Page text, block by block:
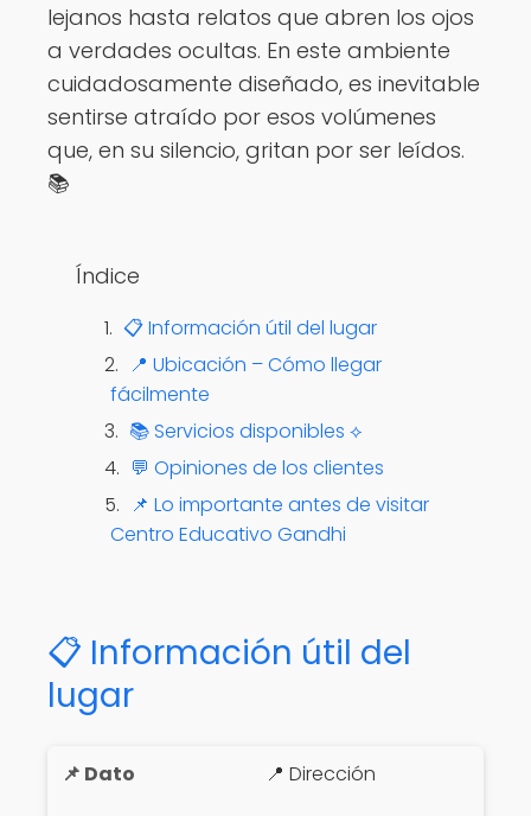
lejanos hasta relatos que abren los ojos
a verdades ocultas. En este ambiente
cuidadosamente diseñado, es inevitable
sentirse atraído por esos volúmenes
que, en su silencio, gritan por ser leídos.
📚
Índice
📋 Información útil del lugar
📍 Ubicación – Cómo llegar
fácilmente
📚 Servicios disponibles ⟡
💬 Opiniones de los clientes
📌 Lo importante antes de visitar
Centro Educativo Gandhi
📋 Información útil del
lugar
📍 Dirección